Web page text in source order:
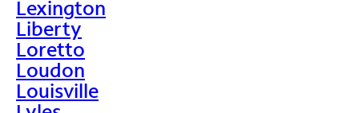
Lexington
Liberty
Loretto
Loudon
Louisville